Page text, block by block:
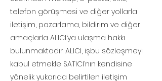
telefon görüşmesi ve diğer yollarla
iletişim, pazarlama, bildirim ve diğer
amaçlarla ALICI’ya ulaşma hakkı
bulunmaktadır. ALICI, işbu sözleşmeyi
kabul etmekle SATICI’nın kendisine
yönelik yukarıda belirtilen iletişim